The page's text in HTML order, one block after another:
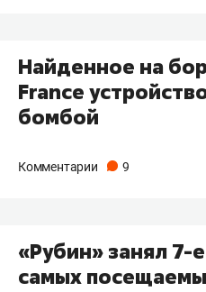
Найденное на
France
бомбой
Комментарии 9
«Рубин» занял 7-
самых